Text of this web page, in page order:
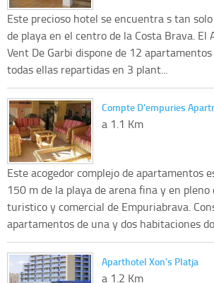
Este precioso hotel se encuentra s tan
de playa en el centro de la Costa Brava. El
Vent De Garbi dispone de 12
todas ellas repartidas en 3 plant...
Compte D'empuries
a 1.1 Km
Este acogedor complejo de apartamentos
150 m de la playa de arena fina y en
turistico y comercial de Empuriabrava.
apartamentos de una y dos habitaciones
Aparthotel Xon's Platja
a 1.2 Km